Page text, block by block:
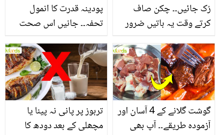
پودینہ قدرت کا انمول
تحفہ۔۔ جانیں اس صحت
انگیز طبی فوائد
رُک جائیں۔۔ چکن صاف
کرتے وقت یہ باتیں ضرور
تربوز پر پانی نہ پینا یا
مچھلی کے بعد دودھ کا
گوشت گلانے کے 4 آسان اور
آزمودہ طریقے۔۔ آپ بھی